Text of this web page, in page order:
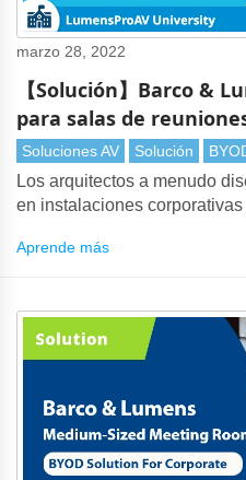
marzo 28, 2022
【Solución】Barco &
para salas de
empresas
Soluciones AV Solución
Los arquitectos a menudo
en instalaciones
presentaciones de empresas
Aprende más